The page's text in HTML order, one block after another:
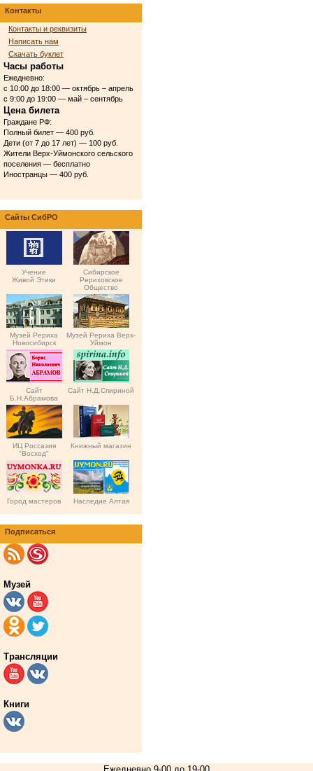
Контакты
Контакты и реквизиты
Написать нам
Скачать буклет
Часы работы
Ежедневно:
с 10:00 до 18:00 — октябрь – апрель
с 9:00 до 19:00 — май – сентябрь
Цена билета
Граждане РФ:
Полный билет — 400 руб.
Дети (от 7 до 17 лет) — 100 руб.
Жители Верх-Уймонского сельского
поселения — бесплатно
Иностранцы — 400 руб.
Сайты СибРО
Учение
Живой Этики
Сибирское
Рериховское
Общество
Музей Рериха
Новосибирск
Музей Рериха Верх-
Уймон
Сайт
Б.Н.Абрамова
Сайт Н.Д.Спириной
ИЦ Россазия
"Восход"
Книжный магазин
Город мастеров Наследие Алтая
Подписаться
Музей
Трансляции
Книги